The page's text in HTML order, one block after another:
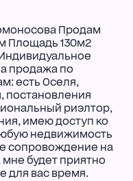
Продам
Площадь 130м2
продажа по
есть Оселя,
постановления
риэлтор,
имею доступ ко
недвижимость
сопровождение на
мне будет приятно
для вас время.